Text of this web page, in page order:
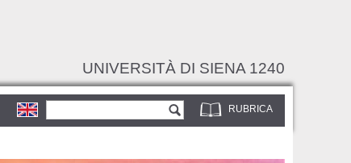
UNIVERSITÀ DI SIENA 1240
RUBRICA
Form di ricerca